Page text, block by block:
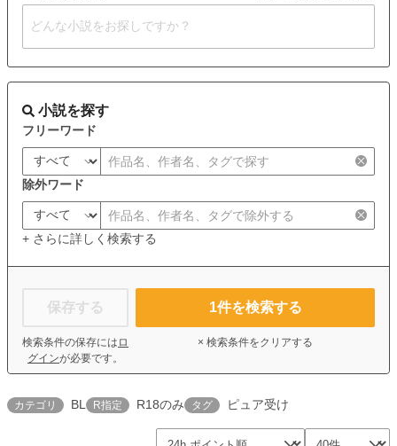
小説を探す
フリーワード
除外ワード
+ さらに詳しく検索する
保存する
検索条件の保存には ロ
グインが必要です。
1件を検索する
× 検索条件をクリアする
カテゴリ BL R指定 R18のみ タグ ピュア受け